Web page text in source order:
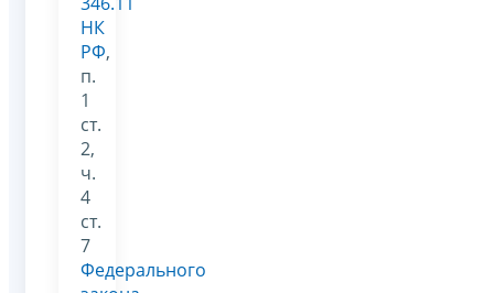
НК
РФ,
п.
1
ст.
2,
ч.
4
ст.
7
Федерального